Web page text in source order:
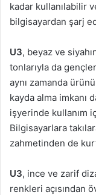
kadar kullanılabilir
bilgisayardan şarj
U3, beyaz ve
tonlarıyla da
aynı zamanda
kayda alma imkanı
işyerinde kullanım
Bilgisayarlara
zahmetinden de
U3, ince ve zarif
renkleri açısından